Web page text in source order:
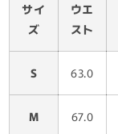
サイ
ズ
ウエ
スト
S 63.0
M 67.0